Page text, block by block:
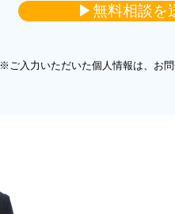
▶無料相談を
​※ご入力いただいた個人情報は、お問